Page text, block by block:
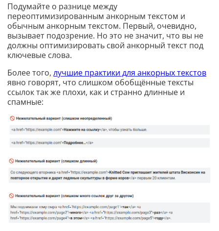
Подумайте о разнице между
переоптимизированным анкорным текстом и
обычным анкорным текстом. Первый, очевидно,
вызывает подозрение. Но это не значит, что вы не
должны оптимизировать свой анкорный текст под
ключевые слова.
Более того, лучшие практики для анкорных текстов
явно говорят, что слишком обобщённые тексты
ссылок так же плохи, как и странно длинные и
спамные: